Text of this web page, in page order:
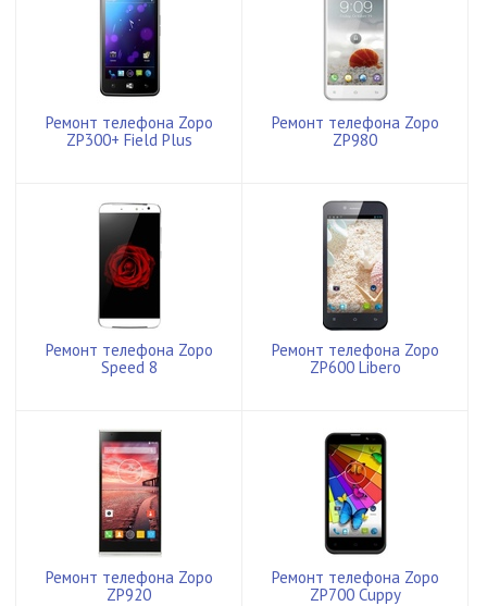
Ремонт телефона Zopo
ZP300+ Field Plus
Ремонт телефона Zopo
ZP980
Ремонт телефона Zopo
Speed 8
Ремонт телефона Zopo
ZP600 Libero
Ремонт телефона Zopo
ZP920
Ремонт телефона Zopo
ZP700 Cuppy